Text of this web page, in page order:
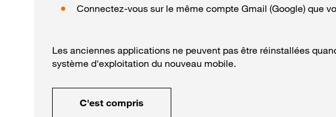
Connectez-vous sur le même compte Gmail (Google) que
Les anciennes applications ne peuvent pas être réinstallées
système d'exploitation du nouveau mobile.
C'est compris